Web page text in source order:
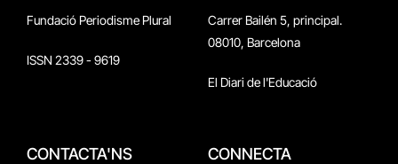
Fundació Periodisme Plural
ISSN 2339 - 9619
Carrer Bailén 5, principal.
08010, Barcelona
El Diari de l'Educació
CONTACTA'NS CONNECTA